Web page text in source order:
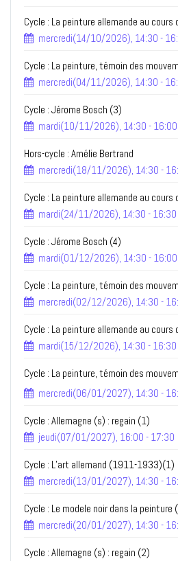
Cycle : La peinture allemande au
mercredi(14/10/2026), 14:30 -
Cycle : La peinture, témoin des
mercredi(04/11/2026), 14:30 -
Cycle : Jérome Bosch (3)
mardi(10/11/2026), 14:30 - 16:00
Hors-cycle : Amélie Bertrand
mercredi(18/11/2026), 14:30 -
Cycle : La peinture allemande au
mardi(24/11/2026), 14:30 - 16:30
Cycle : Jérome Bosch (4)
mardi(01/12/2026), 14:30 - 16:00
Cycle : La peinture, témoin des
mercredi(02/12/2026), 14:30 -
Cycle : La peinture allemande au
mardi(15/12/2026), 14:30 - 16:30
Cycle : La peinture, témoin des
mercredi(06/01/2027), 14:30 -
Cycle : Allemagne (s) : regain (1)
jeudi(07/01/2027), 16:00 - 17:30
Cycle : L’art allemand (1911-1933)(1)
mercredi(13/01/2027), 14:30 -
Cycle : Le modele noir dans la peinture
mercredi(20/01/2027), 14:30 -
Cycle : Allemagne (s) : regain (2)